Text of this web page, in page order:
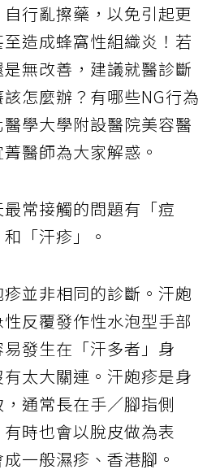
行亂擦藥，以免引起更
造成蜂窩性組織炎！若
無改善，建議就醫診斷
怎麼辦？有哪些NG行為
學大學附設醫院美容醫
醫師為大家解惑。
常接觸的問題有「痘
「汗疹」。
並非相同的診斷。汗皰
反覆發作性水泡型手部
發生在「汗多者」身
太大關連。汗皰疹是身
通常長在手／腳指側
時也會以脫皮做為表
一般濕疹、香港腳。